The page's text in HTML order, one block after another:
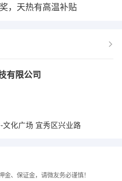
，天热有高温补贴
有限公司
文化广场 宜秀区兴业路
、保证金，请微友务必谨慎！